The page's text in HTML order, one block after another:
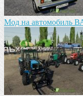
Мод на автомобиль